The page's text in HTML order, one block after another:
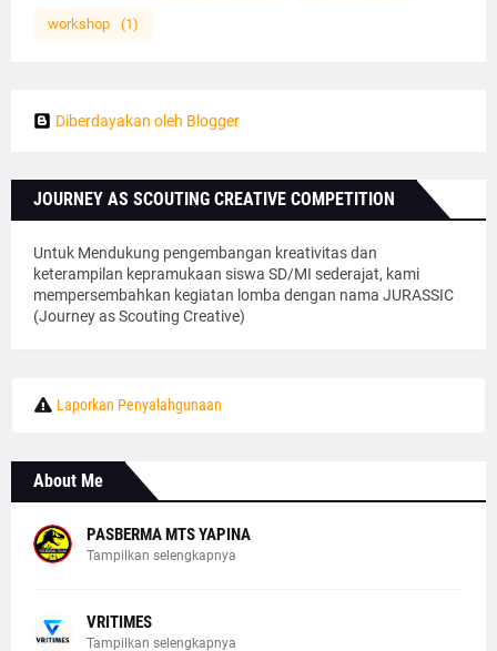
workshop (1)
Diberdayakan oleh Blogger
JOURNEY AS SCOUTING CREATIVE COMPETITION
Untuk Mendukung pengembangan kreativitas dan
keterampilan kepramukaan siswa SD/MI sederajat, kami
mempersembahkan kegiatan lomba dengan nama JURASSIC
(Journey as Scouting Creative)
Laporkan Penyalahgunaan
About Me
PASBERMA MTS YAPINA
Tampilkan selengkapnya
VRITIMES
Tampilkan selengkapnya